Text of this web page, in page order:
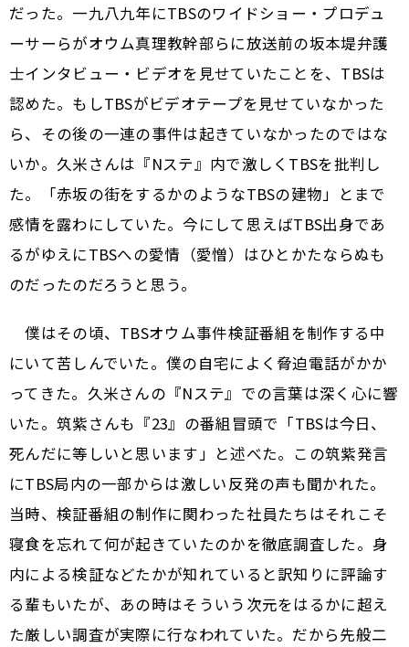
だった。一九八九年にTBSのワイドショー・プロデュ
ーサーらがオウム真理教幹部らに放送前の坂本堤弁護
士インタビュー・ビデオを見せていたことを、TBSは
認めた。もしTBSがビデオテープを見せていなかった
ら、その後の一連の事件は起きていなかったのではな
いか。久米さんは『Nステ』内で激しくTBSを批判し
た。「赤坂の街をするかのようなTBSの建物」とまで
感情を露わにしていた。今にして思えばTBS出身であ
るがゆえにTBSへの愛情（愛憎）はひとかたならぬも
のだったのだろうと思う。
僕はその頃、TBSオウム事件検証番組を制作する中
にいて苦しんでいた。僕の自宅によく脅迫電話がかか
ってきた。久米さんの『Nステ』での言葉は深く心に響
いた。筑紫さんも『23』の番組冒頭で「TBSは今日、
死んだに等しいと思います」と述べた。この筑紫発言
にTBS局内の一部からは激しい反発の声も聞かれた。
当時、検証番組の制作に関わった社員たちはそれこそ
寝食を忘れて何が起きていたのかを徹底調査した。身
内による検証などたかが知れていると訳知りに評論す
る輩もいたが、あの時はそういう次元をはるかに超え
た厳しい調査が実際に行なわれていた。だから先般二